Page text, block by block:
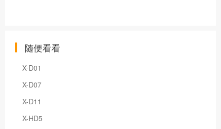
随便看看
X-D01
X-D07
X-D11
X-HD5